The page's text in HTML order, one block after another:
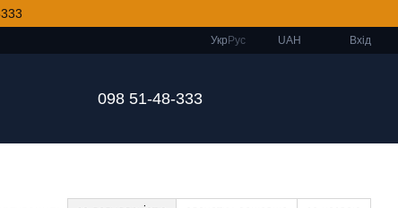
Укр Рус UAH Вхід
098 51-48-333